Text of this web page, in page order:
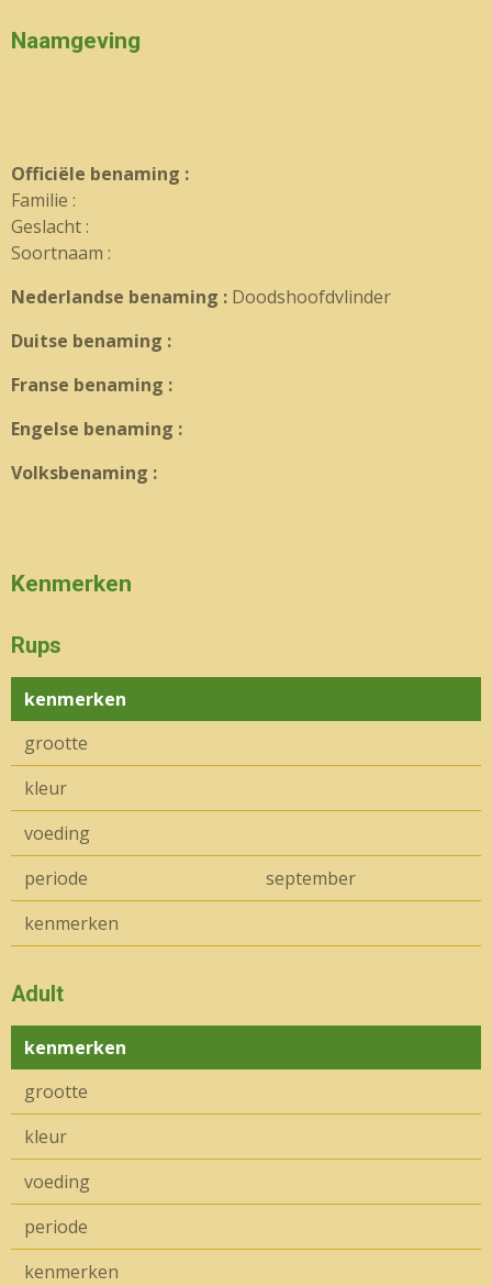
Naamgeving
Officiële benaming :
Familie :
Geslacht :
Soortnaam :
Nederlandse benaming : Doodshoofdvlinder
Duitse benaming :
Franse benaming :
Engelse benaming :
Volksbenaming :
Kenmerken
Rups
kenmerken
grootte
kleur
voeding
periode
september
kenmerken
Adult
kenmerken
grootte
kleur
voeding
periode
kenmerken